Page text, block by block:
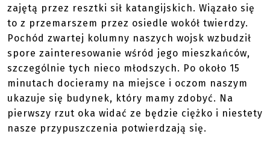
zajętą przez resztki sił katangijskich. Wiązało się
to z przemarszem przez osiedle wokół twierdzy.
Pochód zwartej kolumny naszych wojsk wzbudził
spore zainteresowanie wśród jego mieszkańców,
szczególnie tych nieco młodszych. Po około 15
minutach docieramy na miejsce i oczom naszym
ukazuje się budynek, który mamy zdobyć. Na
pierwszy rzut oka widać ze będzie ciężko i niestety
nasze przypuszczenia potwierdzają się.